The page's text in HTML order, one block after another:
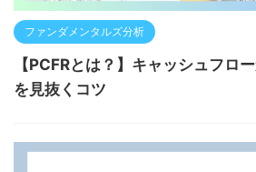
ファンダメンタルズ分析
【PCFRとは？】キャッシュフロ
を見抜くコツ